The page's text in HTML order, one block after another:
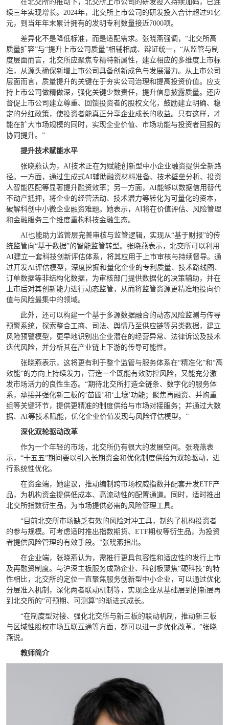
在北交所的推动下，北交所上市公司的研发投入持续加码，已连
续三年实现增长。2024年，北交所上市公司的研发投入合计超过91亿
元，到当年年末累计拥有的发明专利数量接近7000项。
差异化不是降低标准，而是适配需求。张晓燕强调，“北交所高
质量扩容”与“提升上市公司质量”相辅相成、辩证统一，“从监管与制
度层面而言，北交所应聚焦专精特新属性，建立相应的多维度上市标
准，从源头确保新增上市公司具备创新成色与发展潜力。从上市公司
层面而言，质量提升的关键在于夯实公司治理和提高投资价值。应支
持上市公司做精做深，强化关键少数责任，提升信息披露质量。还应
督促上市公司建立尊重、回馈投资者的股权文化，鼓励建立明确、稳
定的分红政策，使投资者能真正分享企业成长的收益。只有这样，才
能在扩大市场规模的同时，实现企业价值、市场功能与投资者回报的
协同提升。”
提升技术赋能水平
张晓燕认为，AI技术正在为赋能创新型中小企业融资提供全新路
径。一方面，通过生成式AI辅助融资材料准备、技术壁垒分析、投资
人智能匹配等显著提升融资效率；另一方面，AI能够以数据信用替代
不动产抵押，将企业的经营活动、技术潜力等转化为可量化的资本，
破解科创中小微企业融资难题。她表示，AI将在价值评估、风险管理
和金融服务三个维度重构科技金融生态。
AI也能助力监管层完善审核与监管逻辑，实现从“基于财报”的传
统监管向“基于数据”的智能监管转型。张晓燕表示，北交所可以利用
AI建立一套科技创新评估体系，将其应用于上市审核与持续督导。通
过开发AI评估模型，深度挖掘和量化企业的专利质量、技术路线图、
订单数据等非结构化数据，为审核部门提供数据化的决策辅助，并在
上市后对其创新能力进行动态监管，从而将监管资源更精准地投向价
值与风险最集中的领域。
此外，还可以构建一个基于多源数据融合的动态风险监测与传导
预警系统，探索整合工商、司法、舆情乃至供应链等另类数据，建立
风险预警模型，更早地识别出企业潜在的经营异常、法律诉讼及技术
迭代风险，并分析其在产业链上下游的传导可能性。
张晓燕表示，这将更有利于整个监管与服务体系在“精准化”和“高
效能”的方向上持续发力，营造一个既能有效防控风险，又能充分激
发市场活力的良性生态。“期待北交所打造全链条、数字化的服务体
系，承接并强化新三板的‘苗圃’和‘土壤’功能；聚焦再融资、并购重
组等关键环节，提供更精准的制度供给与市场对接服务；并通过大数
据、AI等技术赋能，优化企业价值发现与风险评估模型。”
深化双轮驱动改革
作为一个年轻的市场，北交所仍有很大的发展空间。张晓燕表
示，“十五五”期间要以引入长期资金和优化制度供给为双轮驱动，进
行系统性优化。
在资金端，她建议，推动编制跨市场权威指数并配套开发ETF产
品，为机构资金提供低成本、高流动性的配置通道。同时，适时推出
北交所指数衍生品，为市场提供必需的风险管理工具。
“目前北交所市场缺乏有效的风险对冲工具，制约了机构投资者
的参与规模。可考虑适时推出指数期货、ETF期权等衍生品，为投资
者提供风险管理的有效手段。”张晓燕指出。
在企业端，张晓燕认为，需推行更具包容性和适应性的发行上市
及再融资制度。与沪深主板服务成熟企业、科创板聚焦“硬科技”的特
性相比，北交所的定位一直聚焦服务创新型中小企业，可以通过优化
分层准入机制，深化两者联动机制等，实现企业从基础层到创新层再
到北交所的“可预期、可测算”的渐进式成长。
“在制度型对接、强化北交所与新三板的联动机制，推动新三板
与区域性股权市场互联互通等方面，都可以进一步优化改革。”张晓
燕说。
教师简介